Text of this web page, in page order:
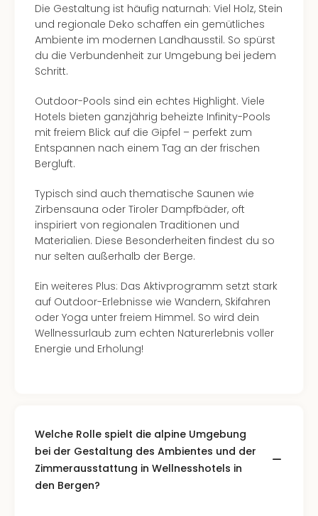
Die Gestaltung ist häufig naturnah: Viel Holz, Stein
und regionale Deko schaffen ein gemütliches
Ambiente im modernen Landhausstil. So spürst
du die Verbundenheit zur Umgebung bei jedem
Schritt.
Outdoor-Pools sind ein echtes Highlight. Viele
Hotels bieten ganzjährig beheizte Infinity-Pools
mit freiem Blick auf die Gipfel – perfekt zum
Entspannen nach einem Tag an der frischen
Bergluft.
Typisch sind auch thematische Saunen wie
Zirbensauna oder Tiroler Dampfbäder, oft
inspiriert von regionalen Traditionen und
Materialien. Diese Besonderheiten findest du so
nur selten außerhalb der Berge.
Ein weiteres Plus: Das Aktivprogramm setzt stark
auf Outdoor-Erlebnisse wie Wandern, Skifahren
oder Yoga unter freiem Himmel. So wird dein
Wellnessurlaub zum echten Naturerlebnis voller
Energie und Erholung!
Welche Rolle spielt die alpine Umgebung
bei der Gestaltung des Ambientes und der
Zimmerausstattung in Wellnesshotels in
den Bergen?